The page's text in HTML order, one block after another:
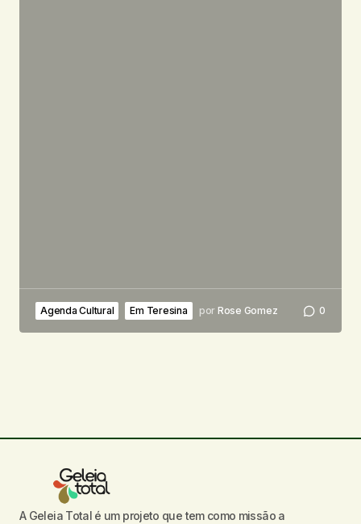
Agenda Cultural Em Teresina por Rose Gomez 0
A Geleia Total é um projeto que tem como missão a